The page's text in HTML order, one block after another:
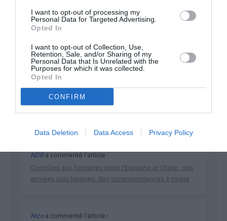
I want to opt-out of processing my
Personal Data for Targeted Advertising.
Opted In
I want to opt-out of Collection, Use,
Retention, Sale, and/or Sharing of my
Personal Data that Is Unrelated with the
Purposes for which it was collected.
Opted In
CONFIRM
Data Deletion Data Access Privacy Policy
DERNIERS COMMENTAIRES
NDRa commenté l'article :
Contrôles aux frontières entre l’Espagne et l’Italie : des
arrivées plus longues, des correspondances à risque
Nicoa commenté l'article :